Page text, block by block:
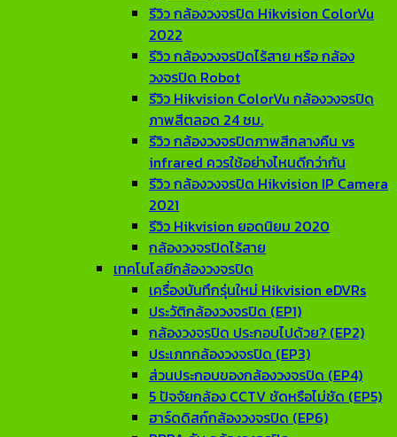
รีวิว กล้องวงจรปิด Hikvision ColorVu
2022
รีวิว กล้องวงจรปิดไร้สาย หรือ กล้อง
วงจรปิด Robot
รีวิว Hikvision ColorVu กล้องวงจรปิด
ภาพสีตลอด 24 ชม.
รีวิว กล้องวงจรปิดภาพสีกลางคืน vs
infrared ควรใช้อย่างไหนดีกว่ากัน
รีวิว กล้องวงจรปิด Hikvision IP Camera
2021
รีวิว Hikvision ยอดนิยม 2020
กล้องวงจรปิดไร้สาย
เทคโนโลยีกล้องวงจรปิด
เครื่องบันทึกรุ่นใหม่ Hikvision eDVRs
ประวัติกล้องวงจรปิด (EP1)
กล้องวงจรปิด ประกอบไปด้วย? (EP2)
ประเภทกล้องวงจรปิด (EP3)
ส่วนประกอบของกล้องวงจรปิด (EP4)
5 ปัจจัยกล้อง CCTV ชัดหรือไม่ชัด (EP5)
ฮาร์ดดิสก์กล้องวงจรปิด (EP6)